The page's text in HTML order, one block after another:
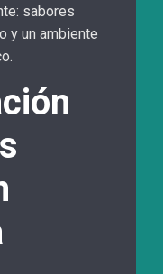
sabores
y un ambiente